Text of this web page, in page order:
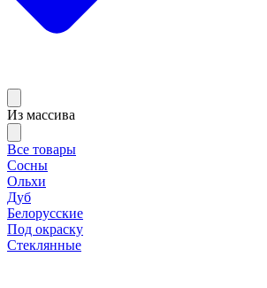
Из массива
Все товары
Сосны
Ольхи
Дуб
Белорусские
Под окраску
Стеклянные